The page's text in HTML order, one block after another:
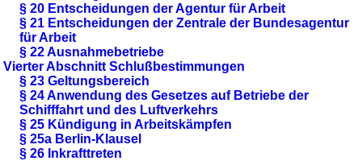
§ 20 Entscheidungen der Agentur für Arbeit
§ 21 Entscheidungen der Zentrale der Bundesagentur
für Arbeit
§ 22 Ausnahmebetriebe
Vierter Abschnitt Schlußbestimmungen
§ 23 Geltungsbereich
§ 24 Anwendung des Gesetzes auf Betriebe der
Schifffahrt und des Luftverkehrs
§ 25 Kündigung in Arbeitskämpfen
§ 25a Berlin-Klausel
§ 26 Inkrafttreten